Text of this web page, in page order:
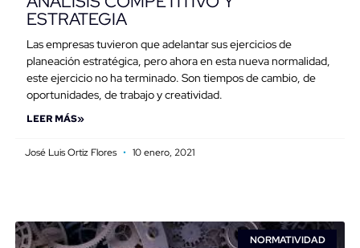
ESTRATEGIA
Las empresas tuvieron que adelantar sus ejercicios de
planeación estratégica, pero ahora en esta nueva normalidad,
este ejercicio no ha terminado. Son tiempos de cambio, de
oportunidades, de trabajo y creatividad.
LEER MÁS»
José Luis Ortiz Flores 10 enero, 2021
NORMATIVIDAD